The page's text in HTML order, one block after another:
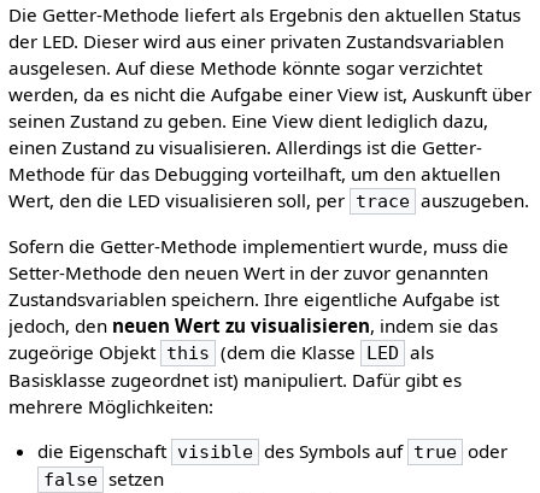
Die Getter-Methode liefert als Ergebnis den aktuellen Status
der LED. Dieser wird aus einer privaten Zustandsvariablen
ausgelesen. Auf diese Methode könnte sogar verzichtet
werden, da es nicht die Aufgabe einer View ist, Auskunft über
seinen Zustand zu geben. Eine View dient lediglich dazu,
einen Zustand zu visualisieren. Allerdings ist die Getter-
Methode für das Debugging vorteilhaft, um den aktuellen
Wert, den die LED visualisieren soll, per trace auszugeben.
Sofern die Getter-Methode implementiert wurde, muss die
Setter-Methode den neuen Wert in der zuvor genannten
Zustandsvariablen speichern. Ihre eigentliche Aufgabe ist
jedoch, den neuen Wert zu visualisieren, indem sie das
zugeörige Objekt this (dem die Klasse LED als
Basisklasse zugeordnet ist) manipuliert. Dafür gibt es
mehrere Möglichkeiten:
die Eigenschaft visible des Symbols auf true oder
false setzen